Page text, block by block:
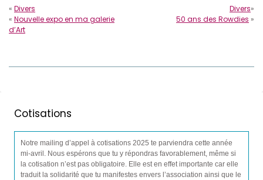
« Divers
« Nouvelle expo en ma galerie
d’Art
Divers»
50 ans des Rowdies »
Cotisations
Notre mailing d’appel à cotisations 2025 te parviendra cette année
mi-avril. Nous espérons que tu y répondras favorablement, même si
la cotisation n’est pas obligatoire. Elle est en effet importante car elle
traduit la solidarité que tu manifestes envers l’association ainsi que le